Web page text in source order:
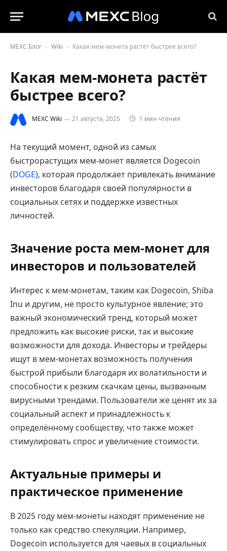
MEXC Блог - Wiki - Какая мем-монета растёт быстрее всего?
Какая мем-монета растёт
быстрее всего?
MEXC Wiki 21 августа, 2025 1 мин чтения
На текущий момент, одной из самых
быстрорастущих мем-монет является Dogecoin
(DOGE), которая продолжает привлекать внимание
инвесторов благодаря своей популярности в
социальных сетях и поддержке известных
личностей.
Значение роста мем-монет для
инвесторов и пользователей
Интерес к мем-монетам, таким как Dogecoin, Shiba
Inu и другим, не просто культурное явление; это
важный экономический тренд, который может
предложить как высокие риски, так и высокие
возможности для дохода. Инвесторы и трейдеры
ищут в мем-монетах возможность получения
быстрой прибыли благодаря их волатильности и
способности к резким скачкам цены, вызванным
вирусными трендами. Пользователи же ценят их за
социальный аспект и принадлежность к
определённому сообществу, что также может
стимулировать спрос и увеличение стоимости.
Актуальные примеры и
практическое применение
В 2025 году мем-монеты находят применение не
только как средство спекуляции. Например,
Dogecoin используется для чаевых в социальных